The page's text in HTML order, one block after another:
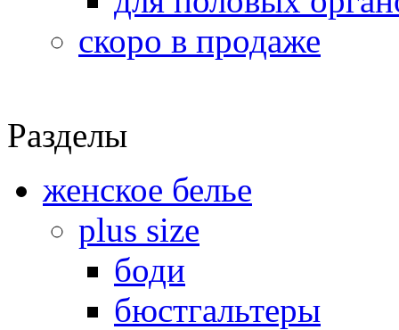
скоро в продаже
Разделы
женское белье
plus size
боди
бюстгальтеры